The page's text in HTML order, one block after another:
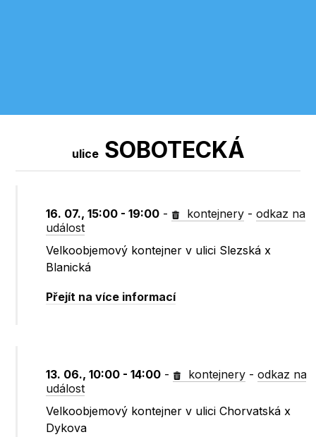
uliceSOBOTECKÁ
16. 07., 15:00 - 19:00 - kontejnery -odkaz na
událost
Velkoobjemový kontejner v ulici Slezská x
Blanická
Přejít na více informací
13. 06., 10:00 - 14:00 - kontejnery -odkaz na
událost
Velkoobjemový kontejner v ulici Chorvatská x
Dykova